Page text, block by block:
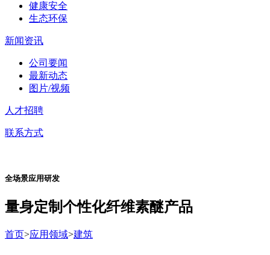
健康安全
生态环保
新闻资讯
公司要闻
最新动态
图片/视频
人才招聘
联系方式
全场景应用研发
量身定制个性化纤维素醚产品
首页>应用领域>建筑